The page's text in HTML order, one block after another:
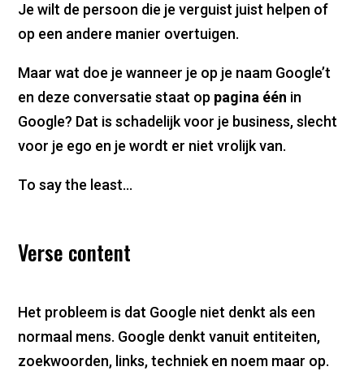
Je wilt de persoon die je verguist juist helpen of
op een andere manier overtuigen.
Maar wat doe je wanneer je op je naam Google’t
en deze conversatie staat op pagina één in
Google? Dat is schadelijk voor je business, slecht
voor je ego en je wordt er niet vrolijk van.
To say the least…
Verse content
Het probleem is dat Google niet denkt als een
normaal mens. Google denkt vanuit entiteiten,
zoekwoorden, links, techniek en noem maar op.